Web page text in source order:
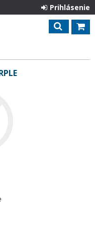
Prihlásenie